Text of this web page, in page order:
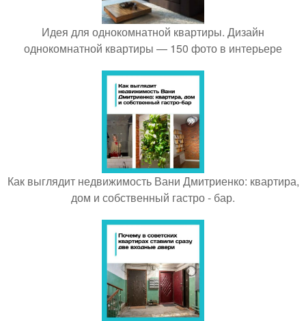
Идея для однокомнатной квартиры. Дизайн
однокомнатной квартиры — 150 фото в интерьере
Как выглядит недвижимость Вани Дмитриенко: квартира,
дом и собственный гастро - бар.